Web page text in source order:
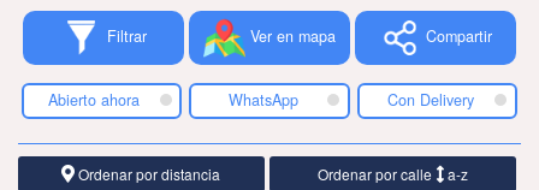
Tiendacores
Contactenos
Filtrar Ver en mapa Compartir
Abierto ahora WhatsApp Con Delivery
Ordenar por distancia Ordenar por calle a-z